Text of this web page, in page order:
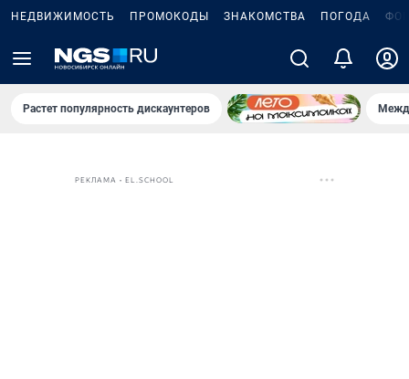
НЕДВИЖИМОСТЬ ПРОМОКОДЫ ЗНАКОМСТВА ПОГОДА
Растет популярность дискаунтеров
РЕКЛАМА • EL.SCHOOL